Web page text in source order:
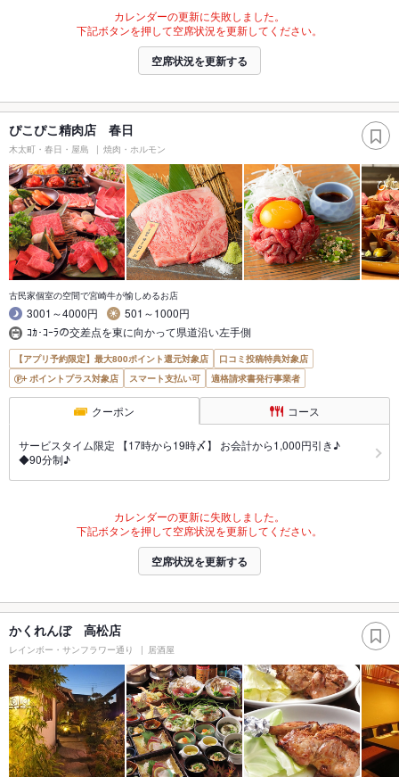
カレンダーの更新に失敗しました。
下記ボタンを押して空席状況を更新してください。
空席状況を更新する
ぴこぴこ精肉店 春日
木太町・春日・屋島 焼肉・ホルモン
古民家個室の空間で宮崎牛が愉しめるお店
3001～4000円
501～1000円
ｺｶ･ｺｰﾗの交差点を東に向かって県道沿い左手側
【アプリ予約限定】最大800ポイント還元対象店
口コミ投稿特典対象店
ポイントプラス対象店
スマート支払い可 適格請求書発行事業者
クーポン コース
サービスタイム限定 【17時から19時〆】 お会計から1,000円引き♪
◆90分制♪
カレンダーの更新に失敗しました。
下記ボタンを押して空席状況を更新してください。
空席状況を更新する
かくれんぼ 高松店
レインボー・サンフラワー通り 居酒屋